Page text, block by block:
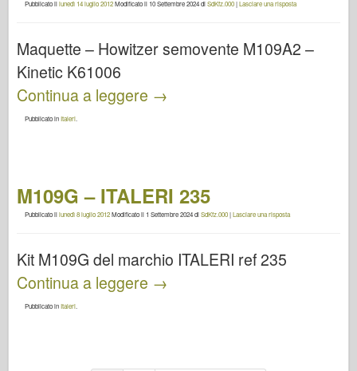
Pubblicato illunedì 14 luglio 2012Modificato il 10 Settembre 2024diSdKfz.000|Lasciare una risposta
Maquette – Howitzer semovente M109A2 –
Kinetic K61006
Continua a leggere →
Pubblicato inItaleri
M109G – ITALERI 235
Pubblicato illunedì 8 luglio 2012Modificato il 1 Settembre 2024diSdKfz.000|Lasciare una risposta
Kit M109G del marchio ITALERI ref 235
Continua a leggere →
Pubblicato inItaleri